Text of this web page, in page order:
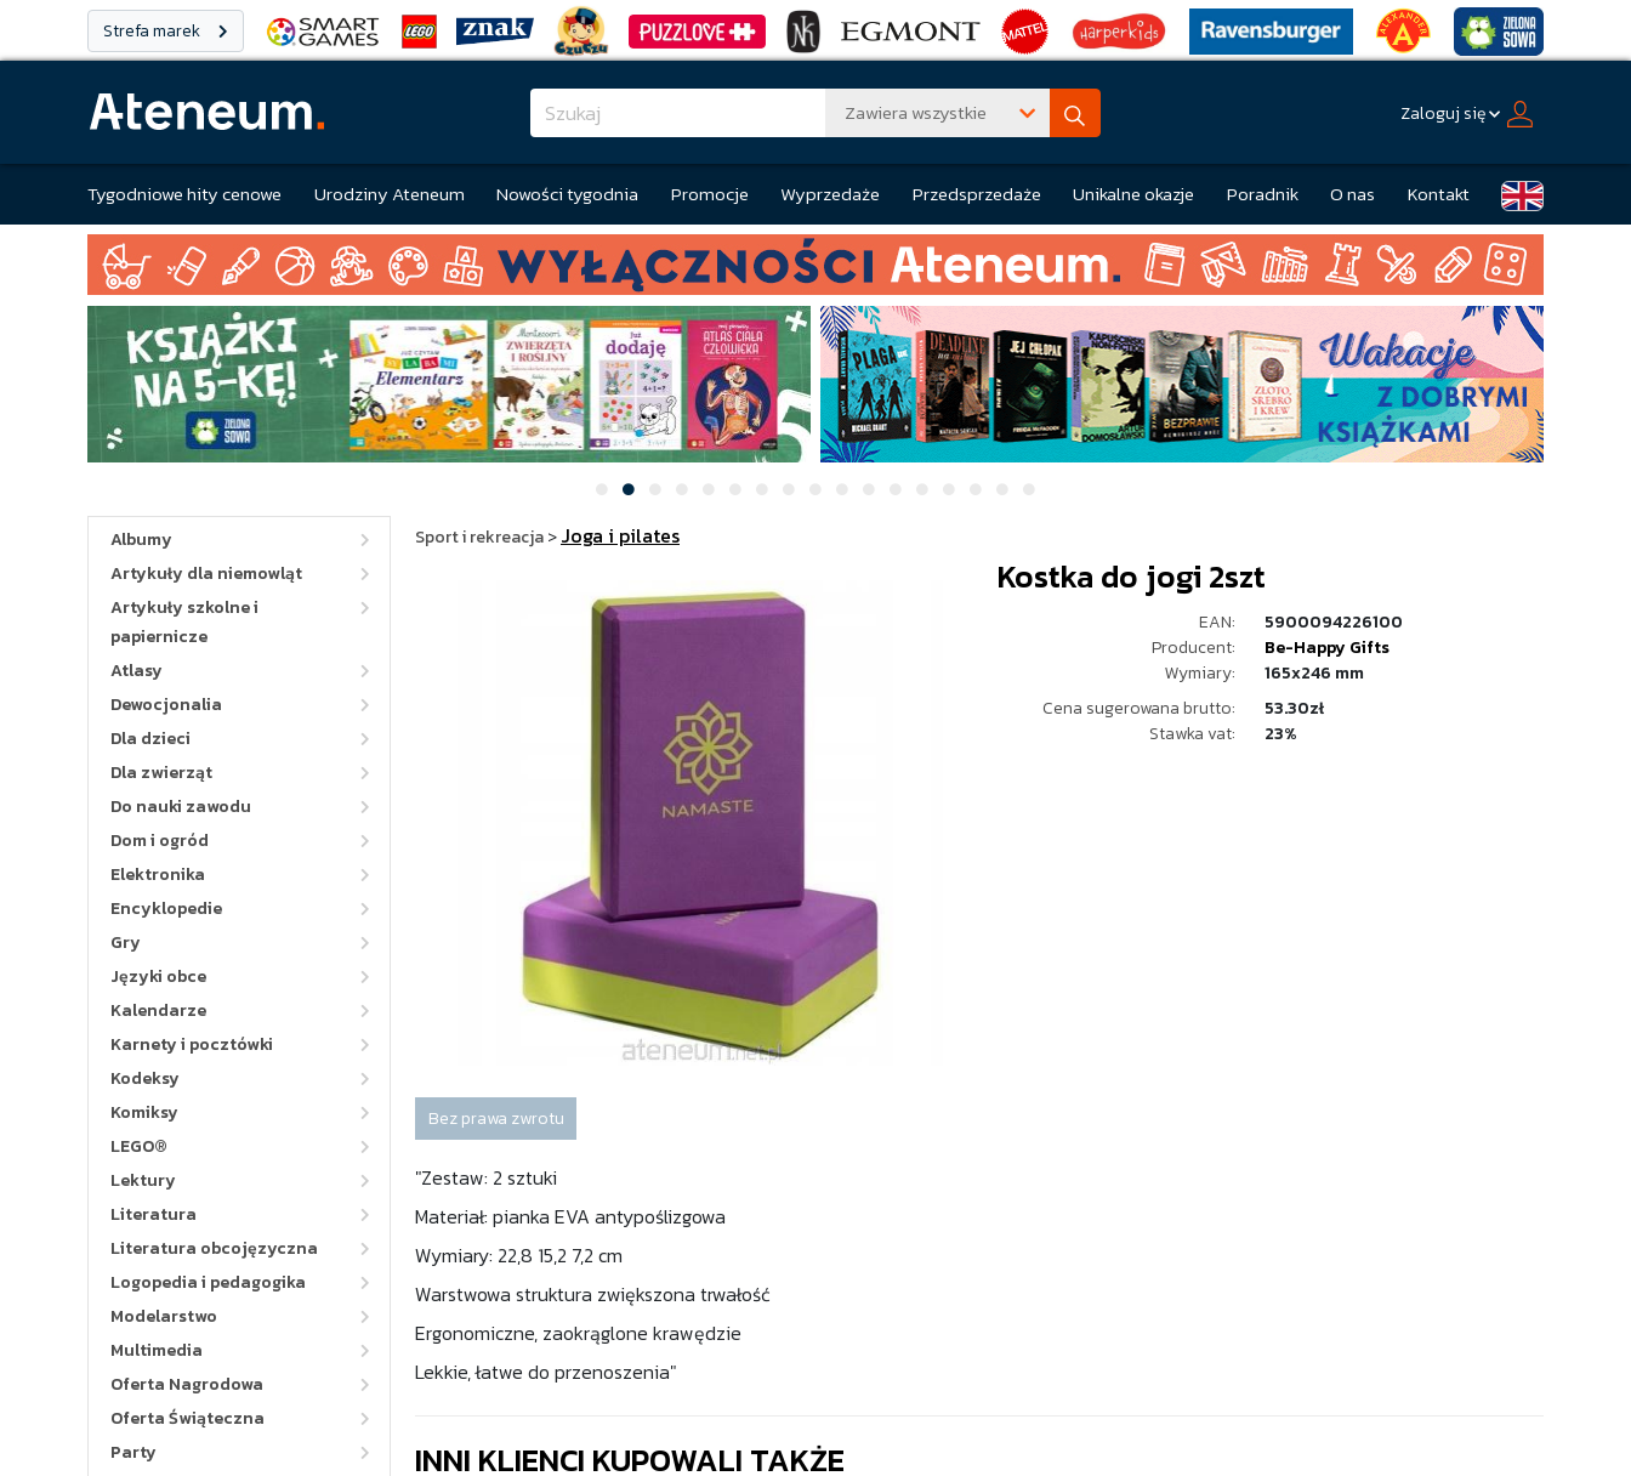
Strefa marek
Zawiera wszystkie Zaloguj się
Tygodniowe hity cenowe Urodziny Ateneum Nowości tygodnia Promocje Wyprzedaże Przedsprzedaże Unikalne okazje Poradnik O nas Kontakt
Albumy
Artykuły dla niemowląt
Artykuły szkolne i
papiernicze
Atlasy
Dewocjonalia
Dla dzieci
Dla zwierząt
Do nauki zawodu
Dom i ogród
Elektronika
Encyklopedie
Gry
Języki obce
Kalendarze
Karnety i pocztówki
Kodeksy
Komiksy
LEGO®
Lektury
Literatura
Literatura obcojęzyczna
Logopedia i pedagogika
Modelarstwo
Multimedia
Oferta Nagrodowa
Oferta Świąteczna
Party
Sport i rekreacja>Joga i pilates
Kostka do jogi 2szt
EAN:
5900094226100
Producent:
Be-Happy Gifts
Wymiary:
165x246 mm
Cena sugerowana brutto:
53.30zł
Stawka vat:
23%
Bez prawa zwrotu
"Zestaw: 2 sztuki
Materiał: pianka EVA antypoślizgowa
Wymiary: 22,8 15,2 7,2 cm
Warstwowa struktura zwiększona trwałość
Ergonomiczne, zaokrąglone krawędzie
Lekkie, łatwe do przenoszenia"
INNI KLIENCI KUPOWALI TAKŻE